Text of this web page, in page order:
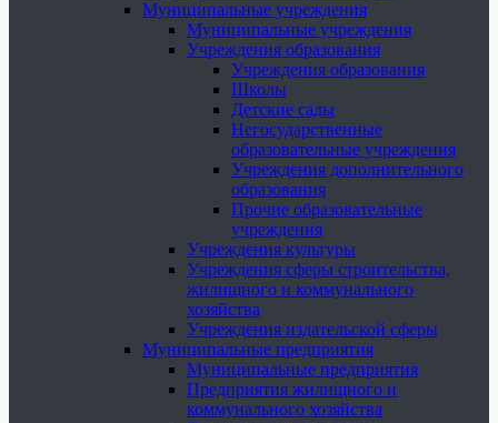
Муниципальные учреждения
Муниципальные учреждения
Учреждения образования
Учреждения образования
Школы
Детские сады
Негосударственные
образовательные учреждения
Учреждения дополнительного
образования
Прочие образовательные
учреждения
Учреждения культуры
Учреждения сферы строительства,
жилищного и коммунального
хозяйства
Учреждения издательской сферы
Муниципальные предприятия
Муниципальные предприятия
Предприятия жилищного и
коммунального хозяйства